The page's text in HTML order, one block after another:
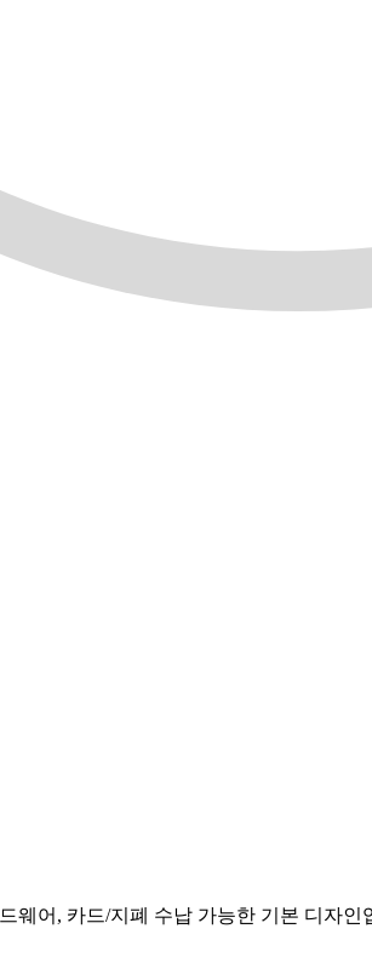
웨어, 카드/지폐 수납 가능한 기본 디자